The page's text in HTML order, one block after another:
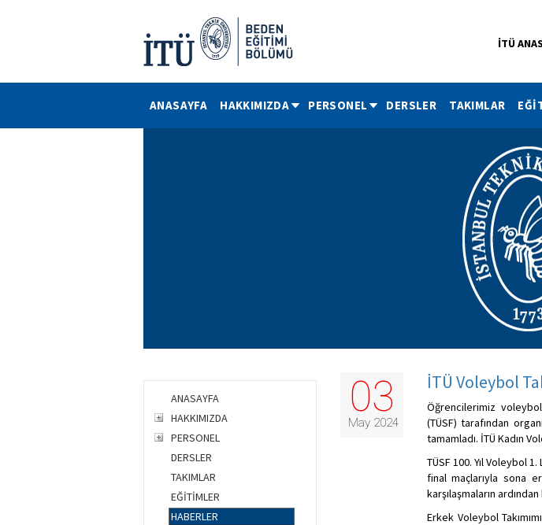
İTÜ
ANASAYFA HAKKIMIZDA PERSONEL DERSLER TAKIMLAR
ANASAYFA
HAKKIMIZDA
PERSONEL
DERSLER
TAKIMLAR
EĞİTİMLER
HABERLER
03
May 2024
İTÜ Voleybol
Öğrencilerimiz
(TÜSF) tarafından
tamamladı. İTÜ Kadın
TÜSF 100. Yıl Voleybol
final maçlarıyla sona
karşılaşmaların
Erkek Voleybol